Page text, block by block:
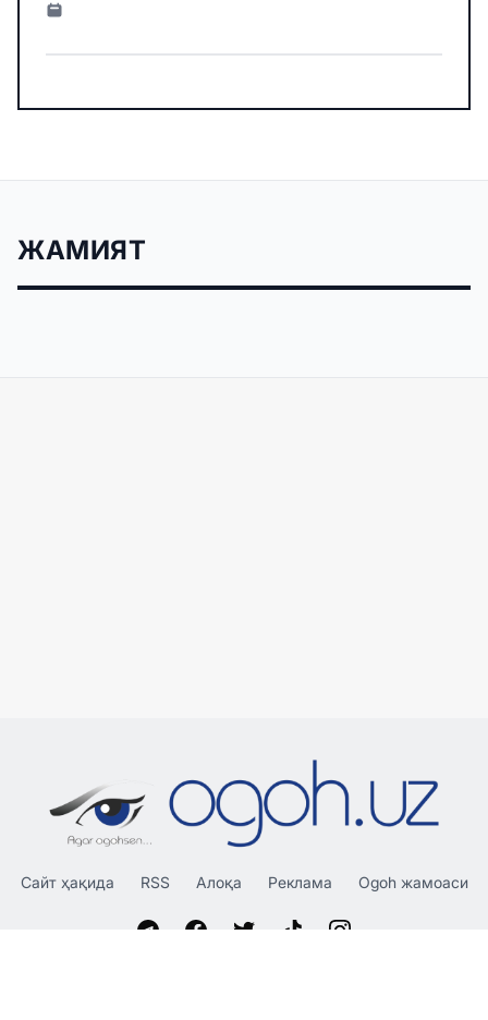
ЖАМИЯТ
Сайт ҳақида RSS Алоқа Реклама Ogoh жамоаси